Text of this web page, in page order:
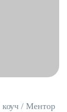
коуч / Ментор